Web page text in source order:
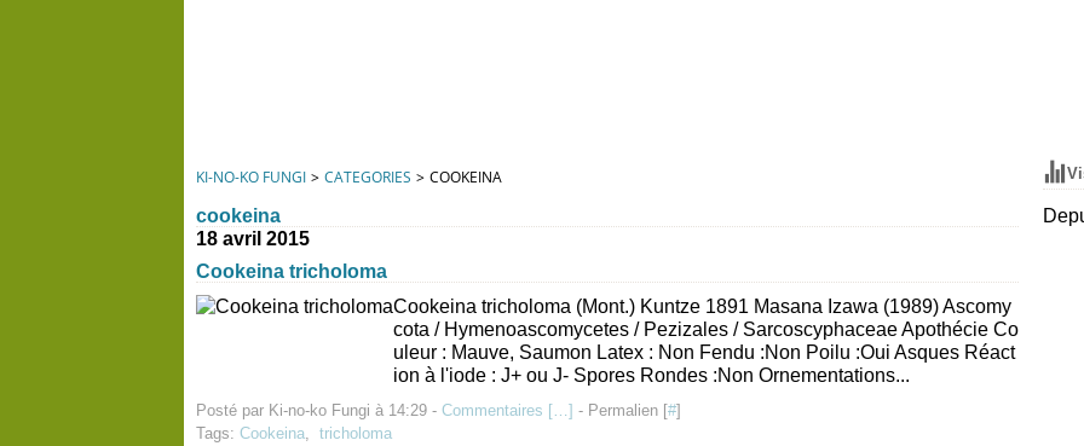
KI-NO-KO FUNGI > CATEGORIES > COOKEINA
cookeina
18 avril 2015
Cookeina tricholoma
Cookeina tricholoma (Mont.) Kuntze 1891 Masana Izawa (1989) Ascomy
cota / Hymenoascomycetes / Pezizales / Sarcoscyphaceae Apothécie Co
uleur : Mauve, Saumon Latex : Non Fendu :Non Poilu :Oui Asques Réact
ion à l'iode : J+ ou J- Spores Rondes :Non Ornementations...
Posté par Ki-no-ko Fungi à 14:29 - Commentaires […] - Permalien [#]
Tags: Cookeina, tricholoma